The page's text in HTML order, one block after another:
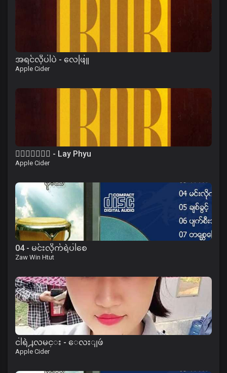
အရင်လိုပါပဲ - လေဖြူ
Apple Cider
၀ိေရာဓိ - Lay Phyu
Apple Cider
04 - မင်းလိုက်ရဲပါစေ
Zaw Win Htut
ငါရဲ႕လမင္း - ေလးျဖဴ
Apple Cider